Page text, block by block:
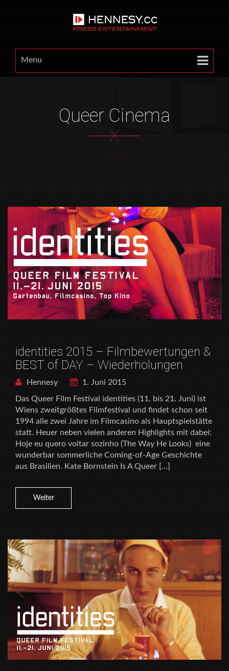
Menu
Queer Cinema
X
HOME
identities 2015 – Filmbewertungen &
BEST of DAY – Wiederholungen
Hennesy
1. Juni 2015
Das Queer Film Festival identities (11. bis 21. Juni) ist
Wiens zweitgrößtes Filmfestival und findet schon seit
1994 alle zwei Jahre im Filmcasino als Hauptspielstätte
statt. Heuer neben vielen anderen Highlights mit dabei:
Hoje eu quero voltar sozinho (The Way He Looks)  eine
wunderbar sommerliche Coming-of-Age Geschichte
aus Brasilien. Kate Bornstein Is A Queer […]
Weiter